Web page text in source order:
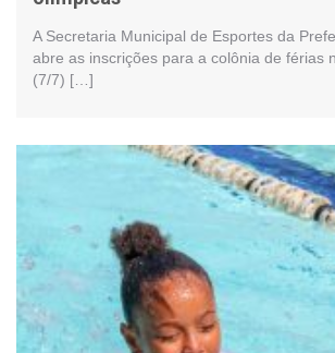
A Secretaria Municipal de Esportes da
abre as inscrições para a colônia de férias
(7/7) […]